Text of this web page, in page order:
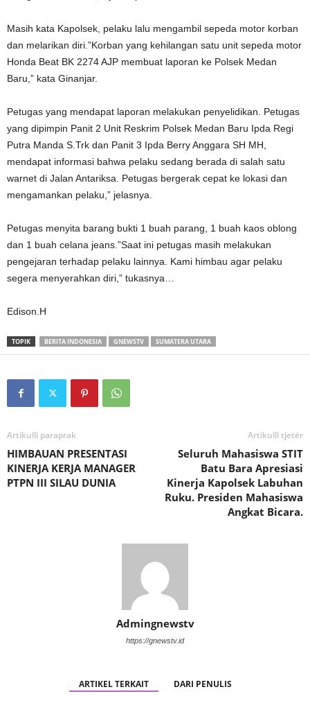
Masih kata Kapolsek, pelaku lalu mengambil sepeda motor korban
dan melarikan diri.”Korban yang kehilangan satu unit sepeda motor
Honda Beat BK 2274 AJP membuat laporan ke Polsek Medan
Baru,” kata Ginanjar.
Petugas yang mendapat laporan melakukan penyelidikan. Petugas
yang dipimpin Panit 2 Unit Reskrim Polsek Medan Baru Ipda Regi
Putra Manda S.Trk dan Panit 3 Ipda Berry Anggara SH MH,
mendapat informasi bahwa pelaku sedang berada di salah satu
warnet di Jalan Antariksa. Petugas bergerak cepat ke lokasi dan
mengamankan pelaku,” jelasnya.
Petugas menyita barang bukti 1 buah parang, 1 buah kaos oblong
dan 1 buah celana jeans.”Saat ini petugas masih melakukan
pengejaran terhadap pelaku lainnya. Kami himbau agar pelaku
segera menyerahkan diri,” tukasnya…
Edison.H
TOPIK BERITA INDONESIA GNEWSTV SUMATERA UTARA
Artikulli paraprak
HIMBAUAN PRESENTASI
KINERJA KERJA MANAGER
PTPN III SILAU DUNIA
Artikulli tjetër
Seluruh Mahasiswa STIT
Batu Bara Apresiasi
Kinerja Kapolsek Labuhan
Ruku. Presiden Mahasiswa
Angkat Bicara.
Admingnewstv
https://gnewstv.id
ARTIKEL TERKAIT DARI PENULIS